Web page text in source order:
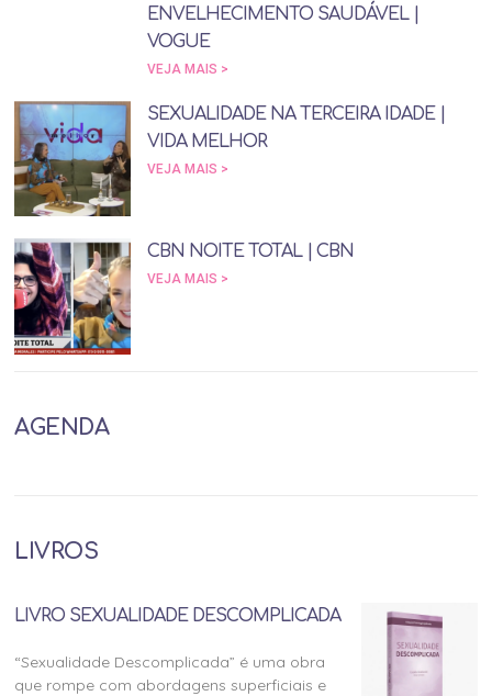
ENVELHECIMENTO SAUDÁVEL |
VOGUE
VEJA MAIS >
SEXUALIDADE NA TERCEIRA IDADE |
VIDA MELHOR
VEJA MAIS >
CBN NOITE TOTAL | CBN
VEJA MAIS >
AGENDA
LIVROS
LIVRO SEXUALIDADE DESCOMPLICADA
“Sexualidade Descomplicada” é uma obra
que rompe com abordagens superficiais e